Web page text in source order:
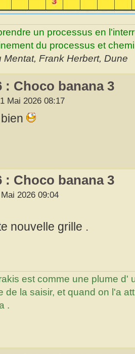
un processus en
du processus et
Mentat, Frank Herbert, Dune
: Choco banana 3
Mai 2026 08:17
: Choco banana 3
2026 09:04
nouvelle grille .
est comme une plume d'
de la saisir, et quand on l'a
.